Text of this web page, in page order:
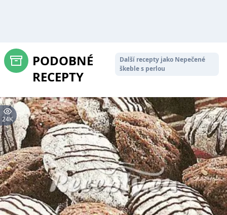
PODOBNÉ
RECEPTY
Další recepty jako Nepečené
škeble s perlou
24K